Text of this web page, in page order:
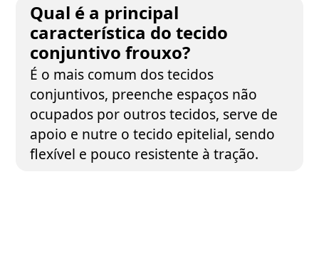
Qual é a principal
característica do tecido
conjuntivo frouxo?
É o mais comum dos tecidos
conjuntivos, preenche espaços não
ocupados por outros tecidos, serve de
apoio e nutre o tecido epitelial, sendo
flexível e pouco resistente à tração.